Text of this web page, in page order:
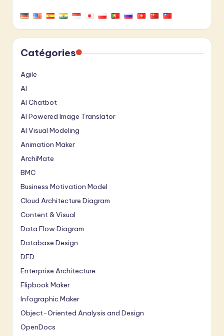
Catégories
Agile
AI
AI Chatbot
AI Powered Image Translator
AI Visual Modeling
Animation Maker
ArchiMate
BMC
Business Motivation Model
Cloud Architecture Diagram
Content & Visual
Data Flow Diagram
Database Design
DFD
Enterprise Architecture
Flipbook Maker
Infographic Maker
Object-Oriented Analysis and Design
OpenDocs